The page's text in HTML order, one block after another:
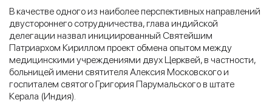
В качестве одного из наиболее перспективных направлений
двустороннего сотрудничества, глава индийской
делегации назвал инициированный Святейшим
Патриархом Кириллом проект обмена опытом между
медицинскими учреждениями двух Церквей, в частности,
больницей имени святителя Алексия Московского и
госпиталем святого Григория Парумальского в штате
Керала (Индия).